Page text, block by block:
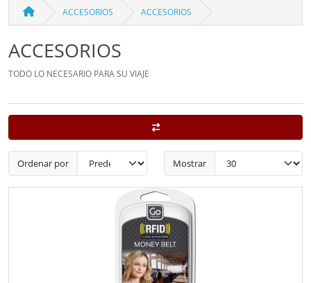
ACCESORIOS ACCESORIOS
ACCESORIOS
TODO LO NECESARIO PARA SU VIAJE
Ordenar por Mostrar